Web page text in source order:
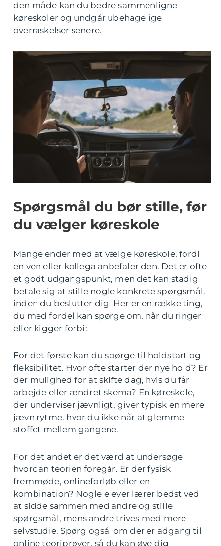
den måde kan du bedre sammenligne
køreskoler og undgår ubehagelige
overraskelser senere.
Spørgsmål du bør stille, før
du vælger køreskole
Mange ender med at vælge køreskole, fordi
en ven eller kollega anbefaler den. Det er ofte
et godt udgangspunkt, men det kan stadig
betale sig at stille nogle konkrete spørgsmål,
inden du beslutter dig. Her er en række ting,
du med fordel kan spørge om, når du ringer
eller kigger forbi:
For det første kan du spørge til holdstart og
fleksibilitet. Hvor ofte starter der nye hold? Er
der mulighed for at skifte dag, hvis du får
arbejde eller ændret skema? En køreskole,
der underviser jævnligt, giver typisk en mere
jævn rytme, hvor du ikke når at glemme
stoffet mellem gangene.
For det andet er det værd at undersøge,
hvordan teorien foregår. Er der fysisk
fremmøde, onlineforløb eller en
kombination? Nogle elever lærer bedst ved
at sidde sammen med andre og stille
spørgsmål, mens andre trives med mere
selvstudie. Spørg også, om der er adgang til
online teoriprøver, så du kan øve dig